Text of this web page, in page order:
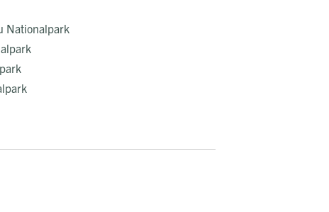
Nationalpark